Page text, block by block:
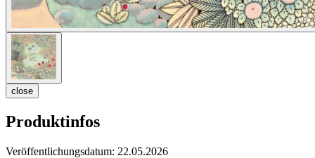
close
Produktinfos
Veröffentlichungsdatum: 22.05.2026